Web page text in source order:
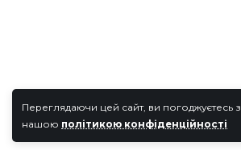
Переглядаючи цей сайт, ви погоджуєтесь з
нашою політикою конфіденційності